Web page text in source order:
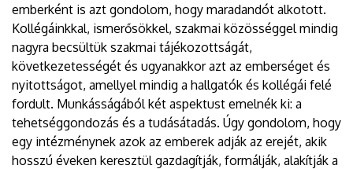
emberként is azt gondolom, hogy maradandót alkotott.
Kollégáinkkal, ismerősökkel, szakmai közösséggel mindig
nagyra becsültük szakmai tájékozottságát,
következetességét és ugyanakkor azt az emberséget és
nyitottságot, amellyel mindig a hallgatók és kollégái felé
fordult. Munkásságából két aspektust emelnék ki: a
tehetséggondozás és a tudásátadás. Úgy gondolom, hogy
egy intézménynek azok az emberek adják az erejét, akik
hosszú éveken keresztül gazdagítják, formálják, alakítják a